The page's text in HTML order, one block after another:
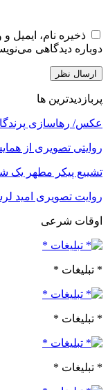
ذخیره نام، ایمیل
دوباره دیدگاهی
پربازدیدترین ها
عکس/ رهاسازی
روایتی تصویری از
تشییع پیکر مطهر یک
روایت تصویری امید
اوقات شرعی
* تبلیغات *
* تبلیغات *
* تبلیغات *